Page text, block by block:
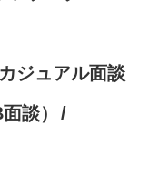
ジュアル面談
談）